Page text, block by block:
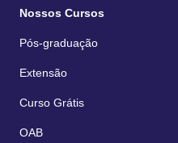
Nossos Cursos
Pós-graduação
Extensão
Curso Grátis
OAB